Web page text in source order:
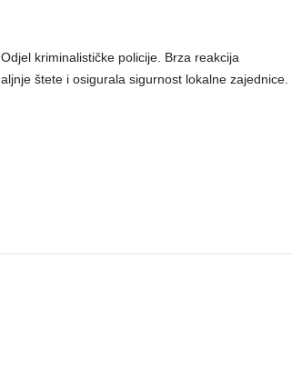
kriminalističke policije. Brza reakcija
štete i osigurala sigurnost lokalne zajednice.